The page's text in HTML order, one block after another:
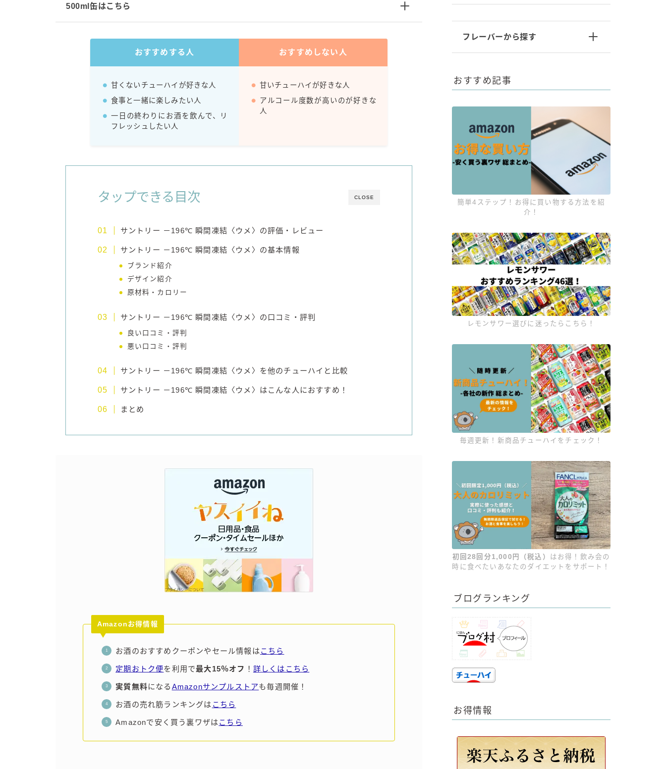
その他メーカー
500ml缶はこちら
おすすめする人 おすすめしない人
甘くないチューハイが好きな人
食事と一緒に楽しみたい人
一日の終わりにお酒を飲んで、リ
フレッシュしたい人
甘いチューハイが好きな人
アルコール度数が高いのが好きな
人
CLOSE
タップできる目次
サントリー －196℃ 瞬間凍結〈ウメ〉の評価・レビュー
サントリー －196℃ 瞬間凍結〈ウメ〉の基本情報
ブランド紹介
デザイン紹介
原材料・カロリー
サントリー －196℃ 瞬間凍結〈ウメ〉の口コミ・評判
良い口コミ・評判
悪い口コミ・評判
サントリー －196℃ 瞬間凍結〈ウメ〉を他のチューハイと比較
サントリー －196℃ 瞬間凍結〈ウメ〉はこんな人におすすめ！
まとめ
Amazonお得情報
お酒のおすすめクーポンやセール情報はこちら
定期おトク便を利用で最大15％オフ ！ 詳しくはこちら
実質無料になる Amazonサンプルストアも毎週開催！
お酒の売れ筋ランキングは こちら
Amazonで安く買う裏ワザはこちら
フレーバーから探す
おすすめ記事
簡単4ステップ！お得に買い物する方法を紹
介！
レモンサワー選びに迷ったらこちら！
毎週更新！新商品チューハイをチェック！
初回28回分1,000円（税込） はお得！飲み会の
時に食べたいあなたのダイエットをサポート！
ブログランキング
お得情報